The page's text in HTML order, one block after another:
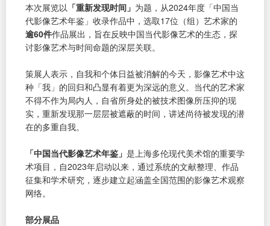
本次展览以 「重新发现时间」 为题，从2024年度「中国当
代影像艺术年鉴」收录作品中，选取17位（组）艺术家的
逾60件作品展出，旨在反映中国当代影像艺术的生态，探
讨影像艺术与时间命题的深层关联。
策展人表示，自我和个体日益被消解的今天，影像艺术中这
种「我」的回归和凸显有着更为深远的意义。当代的艺术家
不得不作为局内人，自省所身处的被技术图像所压抑的现
实，重新发现那一层层被遮蔽的时间，讲述尚待被发现的潜
在的多重自我。
「中国当代影像艺术年鉴」 是上海多伦现代美术馆的重要学
术项目，自2023年启动以来，通过系统的文献整理、作品
征集和学术研究，逐步建立起涵盖全国范围的影像艺术观察
网络。
部分展品